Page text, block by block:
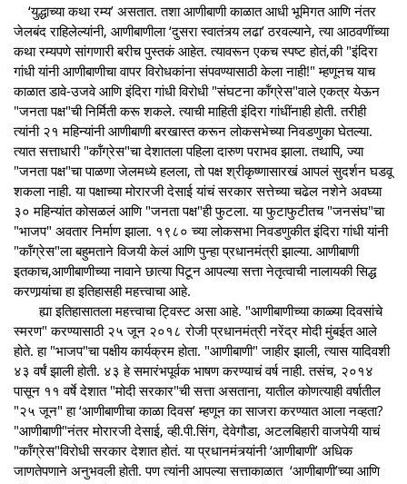
‘युद्धाच्या कथा रम्य’ असतात. तशा आणीबाणी काळात आधी भूमिगत आणि नंतर
जेलबंद राहिलेल्यांनी, आणीबाणीला ‘दुसरा स्वातंत्र्य लढा’ ठरवल्याने, त्या आठवणींच्या
कथा रम्यपणे सांगणारी बरीच पुस्तकं आहेत. त्यावरून एकच स्पष्ट होतं,की "इंदिरा
गांधी यांनी आणीबाणीचा वापर विरोधकांना संपवण्यासाठी केला नाही!" म्हणूनच याच
काळात डावे-उजवे आणि इंदिरा गांधी विरोधी "संघटना कॉंग्रेस"वाले एकत्र येऊन
"जनता पक्ष"ची निर्मिती करू शकले. त्याची माहिती इंदिरा गांधींनाही होती. तरीही
त्यांनी २१ महिन्यांनी आणीबाणी बरखास्त करून लोकसभेच्या निवडणुका घेतल्या.
त्यात सत्ताधारी "कॉंग्रेस"चा देशातला पहिला दारुण पराभव झाला. तथापि, ज्या
"जनता पक्ष"चा पाळणा जेलमध्ये हलला, तो पक्ष श्रीकृष्णासारखं आपलं सुदर्शन घडवू
शकला नाही. या पक्षाच्या मोरारजी देसाई यांचं सरकार सत्तेच्या चढेल नशेने अवघ्या
३० महिन्यांत कोसळलं आणि "जनता पक्ष"ही फुटला. या फुटाफुटीतच "जनसंघ"चा
"भाजप" अवतार निर्माण झाला. १९८० च्या लोकसभा निवडणुकीत इंदिरा गांधी यांनी
"कॉंग्रेस"ला बहुमताने विजयी केलं आणि पुन्हा प्रधानमंत्री झाल्या. आणीबाणी
इतकाच,आणीबाणीच्या नावाने छात्या पिटून आपल्या सत्ता नेतृत्वाची नालायकी सिद्ध
करणार्‍यांचा हा इतिहासही महत्त्वाचा आहे.
ह्या इतिहासातला महत्त्वाचा ट्विस्ट असा आहे. "आणीबाणीच्या काळ्या दिवसांचे
स्मरण" करण्यासाठी २५ जून २०१८ रोजी प्रधानमंत्री नरेंद्र मोदी मुंबईत आले
होते. हा "भाजप"चा पक्षीय कार्यक्रम होता. "आणीबाणी" जाहीर झाली, त्यास यादिवशी
४३ वर्षं झाली होती. ४३ हे समारंभपूर्वक भाषण करण्याचं वर्ष नाही. तसंच, २०१४
पासून ११ वर्षे देशात "मोदी सरकार"ची सत्ता असताना, यातील कोणत्याही वर्षातील
"२५ जून" हा ‘आणीबाणीचा काळा दिवस’ म्हणून का साजरा करण्यात आला नव्हता?
"आणीबाणी"नंतर मोरारजी देसाई, व्ही.पी.सिंग, देवेगौडा, अटलबिहारी वाजपेयी याचं
"कॉंग्रेस"विरोधी सरकार देशात होतं. या प्रधानमंत्र्यांनी ‘आणीबाणी’ अधिक
जाणतेपणाने अनुभवली होती. पण त्यांनी आपल्या सत्ताकाळात ‘आणीबाणी’च्या आणि